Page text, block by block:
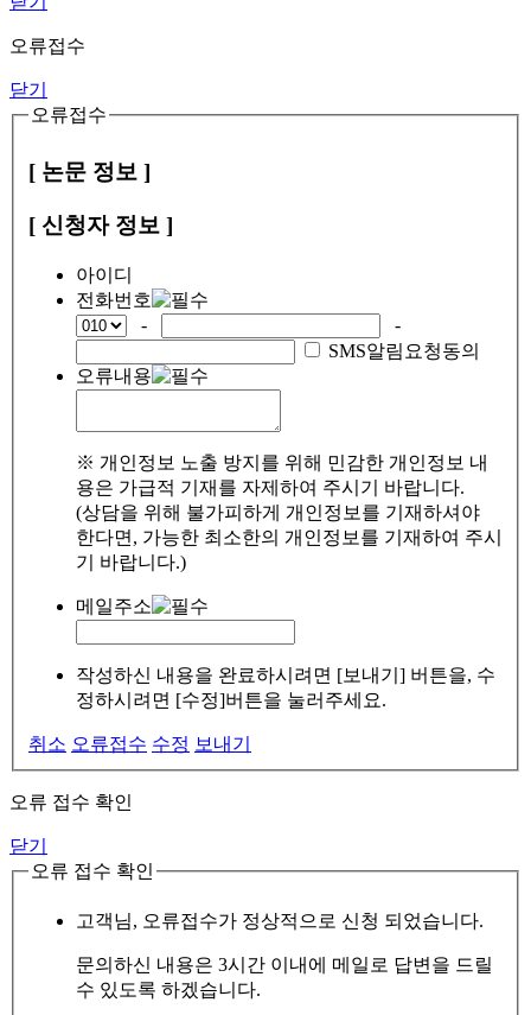
오류접수
닫기
오류접수
[ 논문 정보 ]
[ 신청자 정보 ]
아이디
전화번호
-
-
SMS알림요청동의
오류내용
※ 개인정보 노출 방지를 위해 민감한 개인정보 내
용은 가급적 기재를 자제하여 주시기 바랍니다.
(상담을 위해 불가피하게 개인정보를 기재하셔야
한다면, 가능한 최소한의 개인정보를 기재하여 주시
기 바랍니다.)
메일주소
작성하신 내용을 완료하시려면 [보내기] 버튼을, 수
정하시려면 [수정]버튼을 눌러주세요.
취소 오류접수 수정 보내기
오류 접수 확인
닫기
오류 접수 확인
고객님, 오류접수가 정상적으로 신청 되었습니다.
문의하신 내용은 3시간 이내에 메일로 답변을 드릴
수 있도록 하겠습니다.